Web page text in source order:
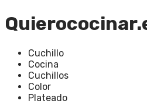
Cuchillo
Cocina
Cuchillos
Color
Plateado